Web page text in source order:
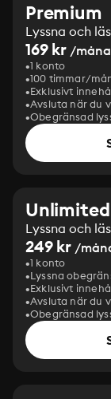
Premium
Lyssna och
169 kr /
1 konto
100 timmar/
Exklusivt
Avsluta när du
Obegränsad
Unlimited
Lyssna och
249 kr /
1 konto
Lyssna
Exklusivt
Avsluta när du
Obegränsad